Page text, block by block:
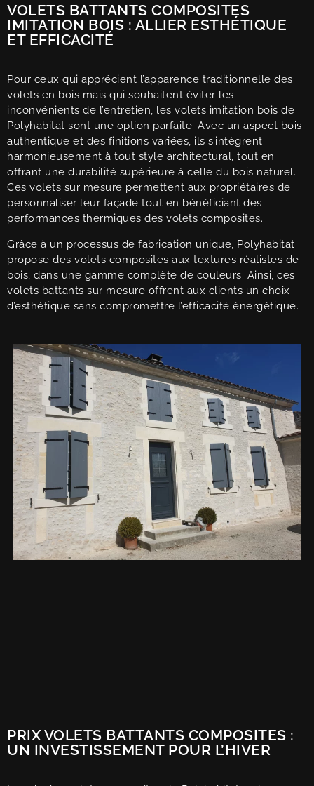
VOLETS BATTANTS COMPOSITES
IMITATION BOIS : ALLIER ESTHÉTIQUE
ET EFFICACITÉ
Pour ceux qui apprécient l’apparence traditionnelle des
volets en bois mais qui souhaitent éviter les
inconvénients de l’entretien, les volets imitation bois de
Polyhabitat sont une option parfaite. Avec un aspect bois
authentique et des finitions variées, ils s’intègrent
harmonieusement à tout style architectural, tout en
offrant une durabilité supérieure à celle du bois naturel.
Ces volets sur mesure permettent aux propriétaires de
personnaliser leur façade tout en bénéficiant des
performances thermiques des volets composites.
Grâce à un processus de fabrication unique, Polyhabitat
propose des volets composites aux textures réalistes de
bois, dans une gamme complète de couleurs. Ainsi, ces
volets battants sur mesure offrent aux clients un choix
d’esthétique sans compromettre l’efficacité énergétique.
PRIX VOLETS BATTANTS COMPOSITES :
UN INVESTISSEMENT POUR L’HIVER